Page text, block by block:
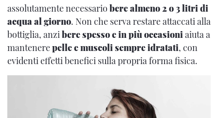
assolutamente necessario bere almeno 2 o 3 litri di
acqua al giorno. Non che serva restare attaccati alla
bottiglia, anzibere spesso e in più occasioniaiuta a
mantenerepelle e muscoli sempre idratati, con
evidenti effetti benefici sulla propria forma fisica.